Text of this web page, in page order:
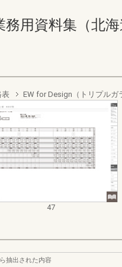
務用資料集（北
表 EW for Design（トリプルガ
47
抽出された内容